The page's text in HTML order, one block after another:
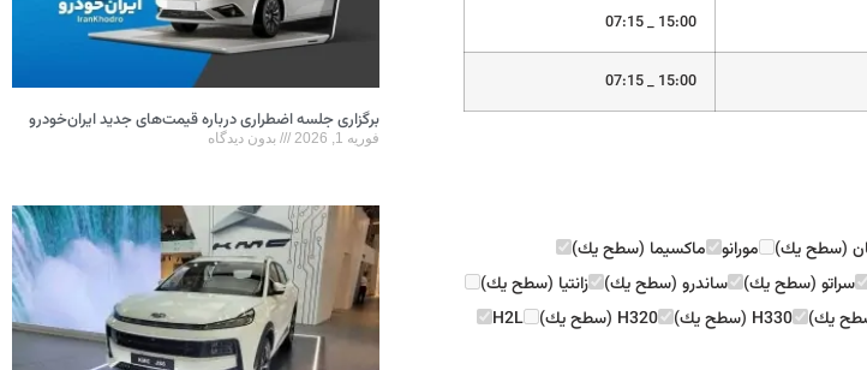
15:00 _ 07:15
15:00 _ 07:15
(سطح يك) مورانو
ماكسيما (سطح يك)
سراتو (سطح يك) ساندرو (سطح يك)
زانتيا (سطح يك)
H330 (سطح يك) H320 (سطح يك)
H2L
برگزاری جلسه اضطراری درباره قیمت‌های جدید ایران‌خودرو
فوریه 1, 2026 بدون دیدگاه